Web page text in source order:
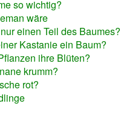
so wichtig?
wäre
einen Teil des Baumes?
Kastanie ein Baum?
ihre Blüten?
krumm?
rot?